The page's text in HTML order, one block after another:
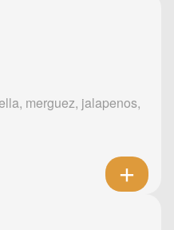
merguez, jalapenos,